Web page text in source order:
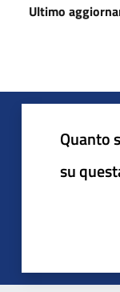
Ultimo
Quanto
su